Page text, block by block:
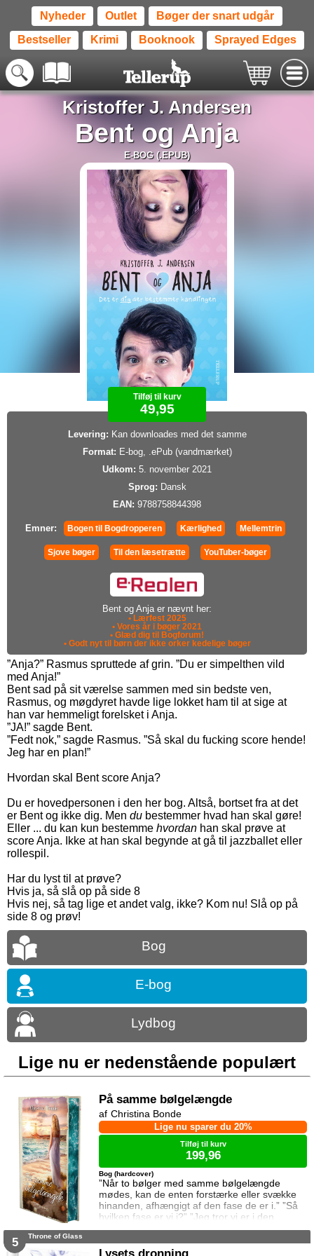
Nyheder Outlet Bøger der snart udgår
Bestseller Krimi Booknook Sprayed Edges
Kristoffer J. Andersen
Bent og Anja
E-BOG (.EPUB)
Tilføj til kurv
49,95
Levering: Kan downloades med det samme
Format: E-bog, .ePub (vandmærket)
Udkom: 5. november 2021
Sprog: Dansk
EAN: 9788758844398
Emner: Bogen til Bogdropperen Kærlighed Mellemtrin
Sjove bøger Til den læsetrætte YouTuber-bøger
Bent og Anja er nævnt her:
• Lærfest 2025
• Vores år i bøger 2021
• Glæd dig til Bogforum!
• Godt nyt til børn der ikke orker kedelige bøger
”Anja?” Rasmus spruttede af grin. ”Du er simpelthen vild
med Anja!”
Bent sad på sit værelse sammen med sin bedste ven,
Rasmus, og møgdyret havde lige lokket ham til at sige at
han var hemmeligt forelsket i Anja.
”JA!” sagde Bent.
”Fedt nok,” sagde Rasmus. ”Så skal du fucking score hende!
Jeg har en plan!”
Hvordan skal Bent score Anja?
Du er hovedpersonen i den her bog. Altså, bortset fra at det
er Bent og ikke dig. Men du bestemmer hvad han skal gøre!
Eller ... du kan kun bestemme hvordan han skal prøve at
score Anja. Ikke at han skal begynde at gå til jazzballet eller
rollespil.
Har du lyst til at prøve?
Hvis ja, så slå op på side 8
Hvis nej, så tag lige et andet valg, ikke? Kom nu! Slå op på
side 8 og prøv!
Bog
E-bog
Lydbog
Lige nu er nedenstående populært
På samme bølgelængde
”Når to bølger med samme bølgelængde
mødes, kan de enten forstærke eller svække
hinanden, afhængigt af den fase de er i.” ”Så
hvilken fase er vi i?” ”Jeg tror vi er i den
samme fase.” To ting er vigtige for Elina da
sætte sin afdøde fars hus til salg. Salget skal
Bog (hardcover)
Lige nu sparer du 20%
Christina Bonde
Tilføj til kurv
199,96
5 Throne of Glass